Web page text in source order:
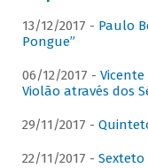
13/12/2017 - Paulo
Pongue”
06/12/2017 -
Violão através dos
29/11/2017 -
22/11/2017 - Sexteto